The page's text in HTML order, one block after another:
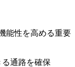
能性を高める重要
る通路を確保